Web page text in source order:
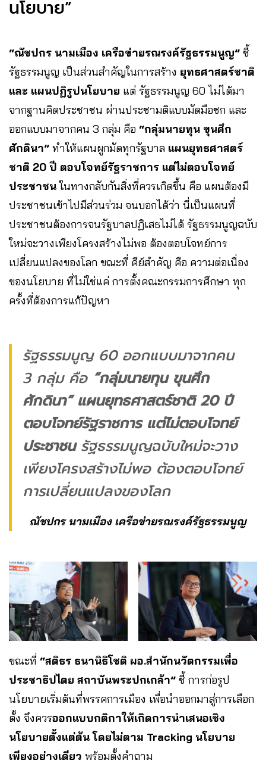
นโยบาย”
“ณัชปกร นามเมือง เครือข่ายรณรงค์รัฐธรรมนูญ” ชี้
รัฐธรรมนูญ เป็นส่วนสำคัญในการสร้าง ยุทธศาสตร์ชาติ
และ แผนปฏิรูปนโยบาย แต่ รัฐธรรมนูญ 60 ไม่ได้มา
จากฐานคิดประชาชน ผ่านประชามติแบบมัดมือชก และ
ออกแบบมาจากคน 3 กลุ่ม คือ “กลุ่มนายทุน ขุนศึก
ศักดินา” ทำให้แผนผูกมัดทุกรัฐบาล แผนยุทธศาสตร์
ชาติ 20 ปี ตอบโจทย์รัฐราชการ แต่ไม่ตอบโจทย์
ประชาชนในทางกลับกันสิ่งที่ควรเกิดขึ้น คือ แผนต้องมี
ประชาชนเข้าไปมีส่วนร่วม จนบอกได้ว่า นี่เป็นแผนที่
ประชาชนต้องการจนรัฐบาลปฏิเสธไม่ได้ รัฐธรรมนูญฉบับ
ใหม่จะวางเพียงโครงสร้างไม่พอ ต้องตอบโจทย์การ
เปลี่ยนแปลงของโลก ขณะที่ คีย์สำคัญ คือ ความต่อเนื่อง
ของนโยบาย ที่ไม่ใช่แค่ การตั้งคณะกรรมการศึกษา ทุก
ครั้งที่ต้องการแก้ปัญหา
รัฐธรรมนูญ 60 ออกแบบมาจากคน
3 กลุ่ม คือ “กลุ่มนายทุน ขุนศึก
ศักดินา” แผนยุทธศาสตร์ชาติ 20 ปี
ตอบโจทย์รัฐราชการ แต่ไม่ตอบโจทย์
ประชาชนรัฐธรรมนูญฉบับใหม่จะวาง
เพียงโครงสร้างไม่พอ ต้องตอบโจทย์
การเปลี่ยนแปลงของโลก
ณัชปกร นามเมือง เครือข่ายรณรงค์รัฐธรรมนูญ
ขณะที่ “สติธร ธนานิธิโชติ ผอ.สำนักนวัตกรรมเพื่อ
ประชาธิปไตย สถาบันพระปกเกล้า” ชี้ การก่อรูป
นโยบายเริ่มต้นที่พรรคการเมือง เพื่อนำออกมาสู่การเลือก
ตั้ง จึงควรออกแบบกติกาให้เกิดการนำเสนอเชิง
นโยบายตั้งแต่ต้น โดยไม่ตาม Tracking นโยบาย
เพียงอย่างเดียว พร้อมตั้งคำถาม